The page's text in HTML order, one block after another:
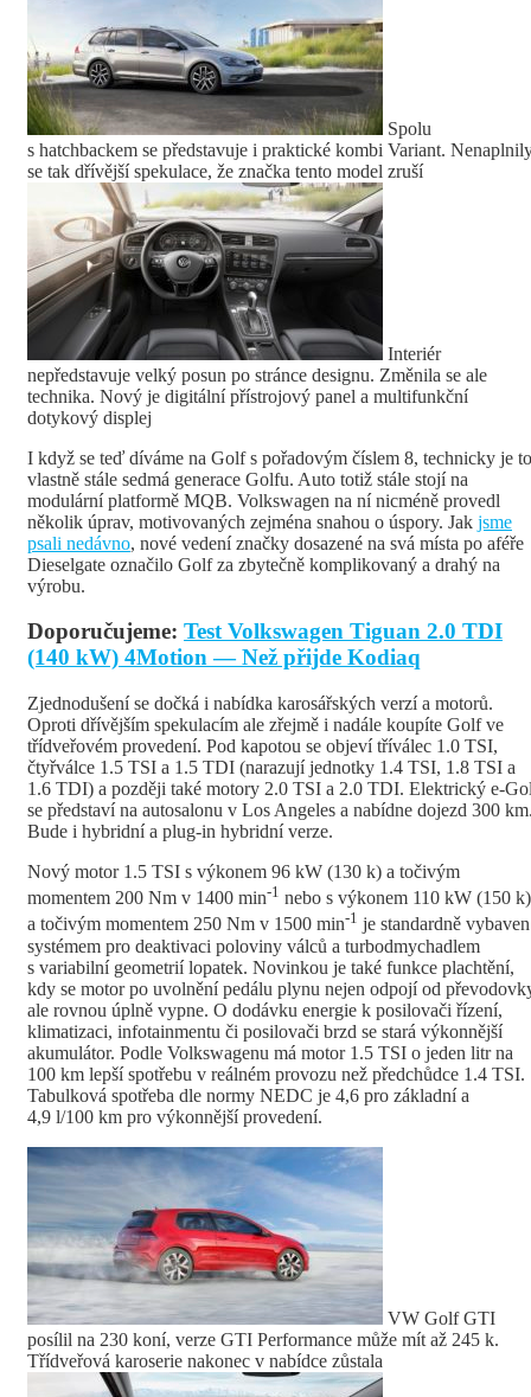
Spolu
s hatchbackem se představuje i praktické kombi Variant.
se tak dřívější spekulace, že značka tento model zruší
Interiér
nepředstavuje velký posun po stránce designu. Změnila se ale
technika. Nový je digitální přístrojový panel a multifunkční
dotykový displej
I když se teď díváme na Golf s pořadovým číslem 8, technicky je to
vlastně stále sedmá generace Golfu. Auto totiž stále stojí na
modulární platformě MQB. Volkswagen na ní nicméně provedl
několik úprav, motivovaných zejména snahou o úspory. Jak jsme
psali nedávno, nové vedení značky dosazené na svá místa po aféře
Dieselgate označilo Golf za zbytečně komplikovaný a drahý na
výrobu.
Doporučujeme: Test Volkswagen Tiguan 2.0 TDI
(140 kW) 4Motion — Než přijde Kodiaq
Zjednodušení se dočká i nabídka karosářských verzí a motorů.
Oproti dřívějším spekulacím ale zřejmě i nadále koupíte Golf ve
třídveřovém provedení. Pod kapotou se objeví tříválec 1.0 TSI,
čtyřválce 1.5 TSI a 1.5 TDI (narazují jednotky 1.4 TSI, 1.8 TSI a
1.6 TDI) a později také motory 2.0 TSI a 2.0 TDI. Elektrický e-
se představí na autosalonu v Los Angeles a nabídne dojezd 300
Bude i hybridní a plug-in hybridní verze.
Nový motor 1.5 TSI s výkonem 96 kW (130 k) a točivým
momentem 200 Nm v 1400 min-1 nebo s výkonem 110 kW (150 k)
a točivým momentem 250 Nm v 1500 min-1 je standardně vybaven
systémem pro deaktivaci poloviny válců a turbodmychadlem
s variabilní geometrií lopatek. Novinkou je také funkce plachtění,
kdy se motor po uvolnění pedálu plynu nejen odpojí od
ale rovnou úplně vypne. O dodávku energie k posilovači řízení,
klimatizaci, infotainmentu či posilovači brzd se stará výkonnější
akumulátor. Podle Volkswagenu má motor 1.5 TSI o jeden litr na
100 km lepší spotřebu v reálném provozu než předchůdce 1.4 TSI.
Tabulková spotřeba dle normy NEDC je 4,6 pro základní a
4,9 l/100 km pro výkonnější provedení.
VW Golf GTI
posílil na 230 koní, verze GTI Performance může mít až 245 k.
Třídveřová karoserie nakonec v nabídce zůstala